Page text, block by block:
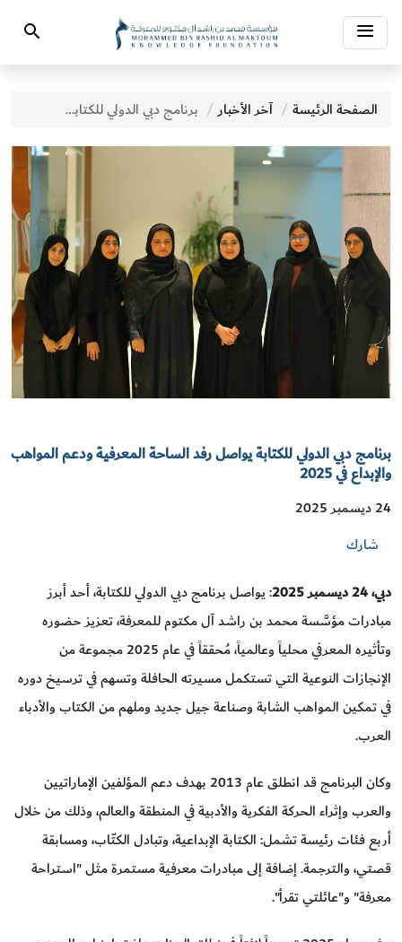
Toggle
navigation
Search
الصفحة الرئيسة آخر الأخبار برنامج دبي الدولي للكتابة يواصل رفد الساحة المعرفية ودعم المواهب والإبداع في 2025
برنامج دبي الدولي للكتابة يواصل رفد الساحة المعرفية ودعم المواهب
والإبداع في 2025
24 ديسمبر 2025
شارك
دبي، 24 ديسمبر 2025
: يواصل برنامج دبي الدولي للكتابة، أحد أبرز
مبادرات مؤسَّسة محمد بن راشد آل مكتوم للمعرفة، تعزيز حضوره
وتأثيره المعرفي محلياً وعالمياً، مُحققاً في عام 2025 مجموعة من
الإنجازات النوعية التي تستكمل مسيرته الحافلة وتسهم في ترسيخ دوره
في تمكين المواهب الشابة وصناعة جيل جديد وملهم من الكتاب والأدباء
العرب.
وكان البرنامج قد انطلق عام 2013 بهدف دعم المؤلفين الإماراتيين
والعرب وإثراء الحركة الفكرية والأدبية في المنطقة والعالم، وذلك من خلال
أربع فئات رئيسة تشمل: الكتابة الإبداعية، وتبادل الكتّاب، ومسابقة
قصتي، والترجمة. إضافة إلى مبادرات معرفية مستمرة مثل "استراحة
معرفة" و"عائلتي تقرأ".